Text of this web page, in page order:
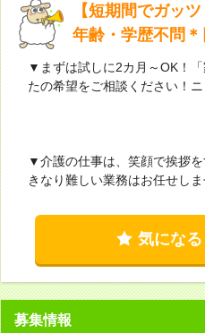
【短期間でガッ
年齢・学歴不問
▼まずは試しに2カ月～OK！
たの希望をご相談ください！
▼介護の仕事は、笑顔で挨拶
きなり難しい業務はお任せし
気になる
募集情報